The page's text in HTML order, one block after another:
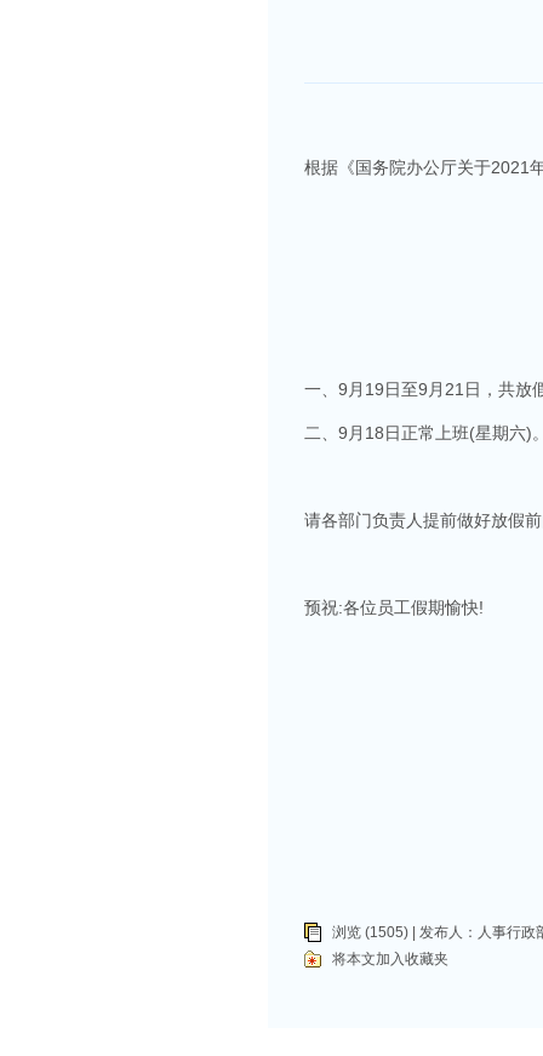
根据《国务院办公厅关于2021
一、9月19日至9月21日，共放
二、9月18日正常上班(星期六)
请各部门负责人提前做好放假
预祝:各位员工假期愉快!
浏览 (1505) | 发布人： 人事行政
将本文加入收藏夹